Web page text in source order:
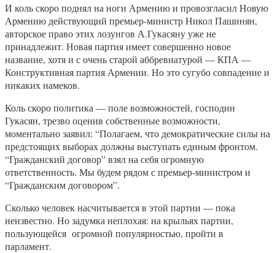
И коль скоро поднял на ноги Армению и провозгласил Новую
Армению действующий премьер-министр Никол Пашинян,
авторское право этих лозунгов А.Гукасяну уже не
принадлежит. Новая партия имеет совершенно новое
название, хотя и с очень старой аббревиатурой — КПА —
Конструктивная партия Армении. Но это сугубо совпадение и
никаких намеков.
Коль скоро политика — поле возможностей, господин
Гукасян, трезво оценив собственные возможности,
моментально заявил: “Полагаем, что демократические силы на
предстоящих выборах должны выступать единым фронтом.
“Гражданский договор” взял на себя огромную
ответственность. Мы будем рядом с премьер-министром и
“Гражданским договором”.
Сколько человек насчитывается в этой партии — пока
неизвестно. Но задумка неплохая: на крыльях партии,
пользующейся огромной популярностью, пройти в
парламент.